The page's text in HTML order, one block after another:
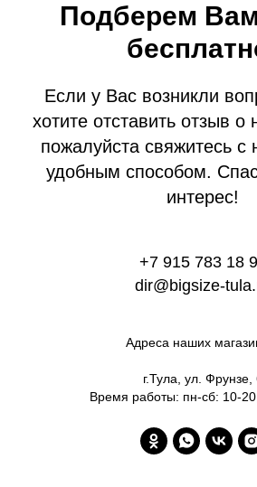
Подберем
Если у Вас возникли
хотите отставить отзыв о
пожалуйста свяжитесь
удобным способом.
интерес!
+7 915 783 18
dir@bigsize-
Адреса наших
г.Тула, ул. Фрунзе,
Время работы: пн-сб: 10-